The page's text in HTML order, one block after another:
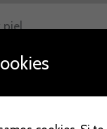
piel